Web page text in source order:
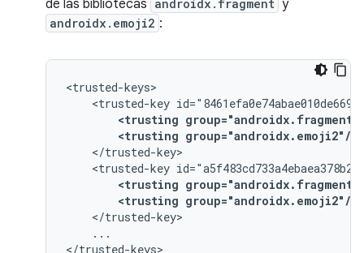
de las bibliotecas androidx.fragment y
androidx.emoji2 :
<trusted-key
<trusting
<trusting group="androidx.emoji2"/>
<trusted-key
<trusting
<trusting group="androidx.emoji2"/>
...